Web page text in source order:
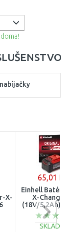
X-
65,01
Einhell
X-Change
(18V/5,2Ah)